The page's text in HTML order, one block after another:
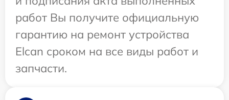
работ Вы получите официальную
гарантию на ремонт устройства
Elcan сроком на все виды работ и
запчасти.